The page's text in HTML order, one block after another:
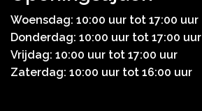
Woensdag: 10:00 uur tot 17:00 uur
Donderdag: 10:00 uur tot 17:00 uur
Vrijdag: 10:00 uur tot 17:00 uur
Zaterdag: 10:00 uur tot 16:00 uur